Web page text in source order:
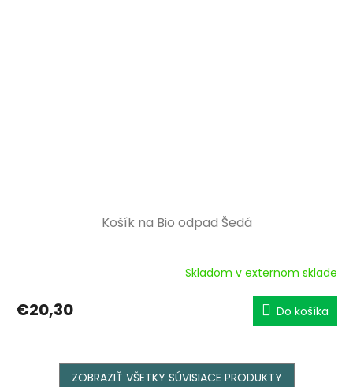
Košík na Bio odpad Šedá
Skladom v externom sklade
€20,30 Do košíka
ZOBRAZIŤ VŠETKY SÚVISIACE PRODUKTY